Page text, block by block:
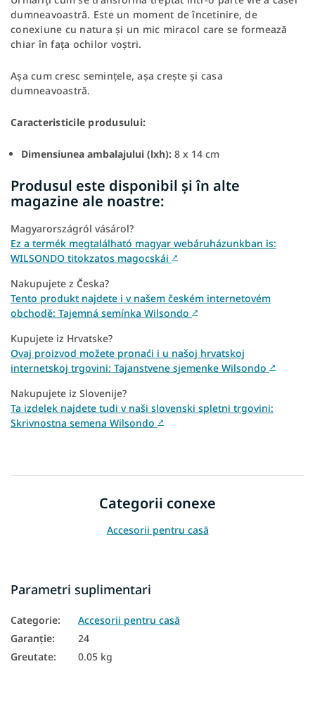
dumneavoastră. Este un moment de încetinire, de
conexiune cu natura și un mic miracol care se formează
chiar în fața ochilor voștri.
Așa cum cresc semințele, așa crește și casa
dumneavoastră.
Caracteristicile produsului:
Dimensiunea ambalajului (lxh): 8 x 14 cm
Produsul este disponibil și în alte
magazine ale noastre:
Magyarországról vásárol?
Ez a termék megtalálható magyar webáruházunkban is:
WILSONDO titokzatos magocskái ↗
Nakupujete z Česka?
Tento produkt najdete i v našem českém internetovém
obchodě: Tajemná semínka Wilsondo ↗
Kupujete iz Hrvatske?
Ovaj proizvod možete pronaći i u našoj hrvatskoj
internetskoj trgovini: Tajanstvene sjemenke Wilsondo ↗
Nakupujete iz Slovenije?
Ta izdelek najdete tudi v naši slovenski spletni trgovini:
Skrivnostna semena Wilsondo ↗
Categorii conexe
Accesorii pentru casă
Parametri suplimentari
Categorie:
Accesorii pentru casă
Garanţie:
24
Greutate: 0.05 kg